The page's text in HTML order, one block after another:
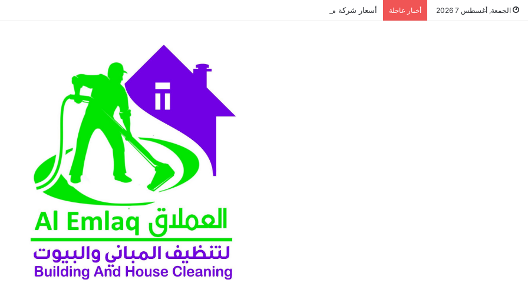
الجمعة, أغسطس 7 2026 أخبار عاجلة أسعار شركة مكافحة النمل الابيض في العين 2026